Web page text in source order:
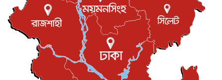
শিল্পকলায় চলচ্চিত্র উৎসব, বিনা মূল্যে দেখা যাবে ৬ সিনেমা
বিনোদন ৮ আগস্ট, ২০২৬
ইস্ট লন্ডন মসজিদের জুমার খুতবা : “কুরআন হোক জীবন দেখার
ইসলাম ও জীবন
সিলেটের কন্যা মোহিনী রশিদ এনওয়াইপিডির উচ্চপদস্থ কর্মকর্তা